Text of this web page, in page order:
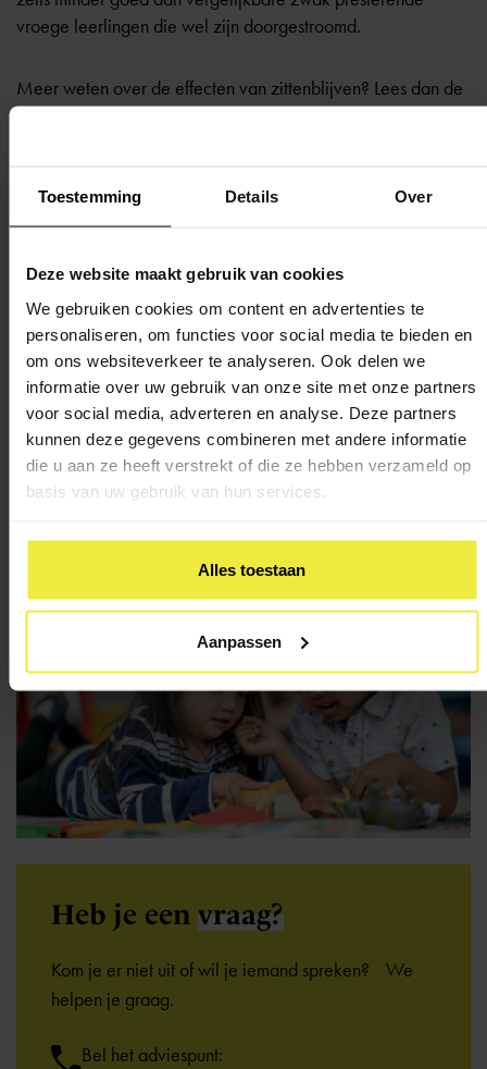
Toestemming Details Over
Deze website maakt gebruik van cookies
We gebruiken cookies om content en advertenties te
personaliseren, om functies voor social media te bieden en
om ons websiteverkeer te analyseren. Ook delen we
informatie over uw gebruik van onze site met onze partners
voor social media, adverteren en analyse. Deze partners
kunnen deze gegevens combineren met andere informatie
die u aan ze heeft verstrekt of die ze hebben verzameld op
basis van uw gebruik van hun services.
Alles toestaan
Aanpassen
vroege leerlingen die wel zijn doorgestroomd.
Meer weten over de effecten van zittenblijven? Lees dan de
basisonderwijs: een probleem?’, Nijmegen 2014.
versnellen op leerprestaties en de sociaal-emotionele
ontwikkeling? NRO Kennisrotonde 2016
Verbeek, ‘Onderzoek naar zittenblijven in breder
perspectief’, 2014
.
Terug naar overzicht
Heb je een vraag?
Kom je er niet uit of wil je iemand spreken? We
helpen je graag.
Bel het adviespunt: